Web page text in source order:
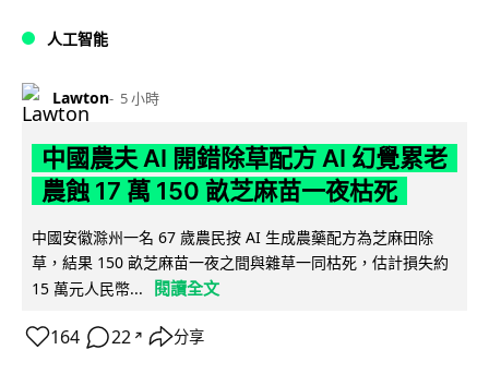
人工智能
Lawton 5 小時
中國農夫 AI 開錯除草配方 AI 幻覺累老
農蝕 17 萬 150 畝芝麻苗一夜枯死
中國安徽滁州一名 67 歲農民按 AI 生成農藥配方為芝麻田除
草，結果 150 畝芝麻苗一夜之間與雜草一同枯死，估計損失約
15 萬元人民幣...
閱讀全文
164 22 ↗ 分享